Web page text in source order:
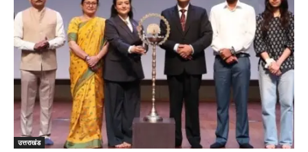
उत्तराखंड